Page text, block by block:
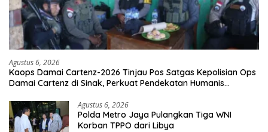
Agustus 6, 2026
Kaops Damai Cartenz-2026 Tinjau Pos Satgas Kepolisian Ops
Damai Cartenz di Sinak, Perkuat Pendekatan Humanis
Agustus 6, 2026
Polda Metro Jaya Pulangkan Tiga WNI
Korban TPPO dari Libya